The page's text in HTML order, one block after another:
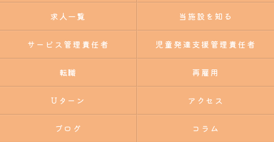
求人一覧 当施設を知る
サービス管理責任者 児童発達支援管理責任者
転職 再雇用
Uターン アクセス
ブログ コラム